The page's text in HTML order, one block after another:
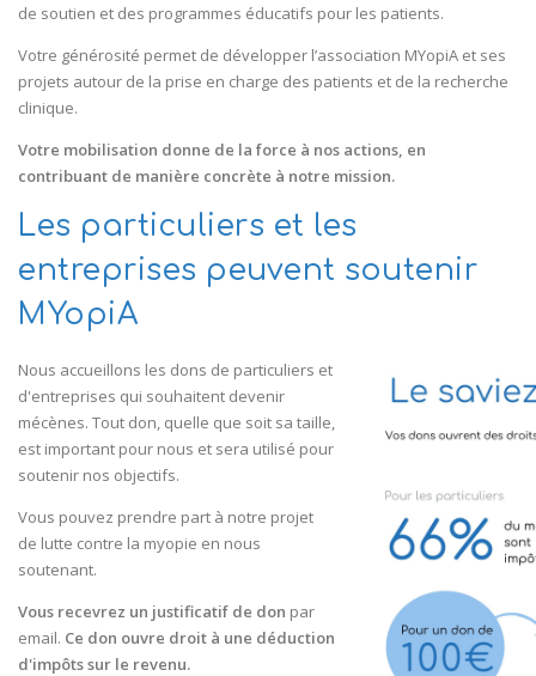
de soutien et des programmes éducatifs pour les patients.
Votre générosité permet de développer l’association MYopiA et ses
projets autour de la prise en charge des patients et de la recherche
clinique.
Votre mobilisation donne de la force à nos actions, en
contribuant de manière concrète à notre mission.
Les particuliers et les
entreprises peuvent soutenir
MYopiA
Nous accueillons les dons de particuliers et
d'entreprises qui souhaitent devenir
mécènes. Tout don, quelle que soit sa taille,
est important pour nous et sera utilisé pour
soutenir nos objectifs.
Vous pouvez prendre part à notre projet
de lutte contre la myopie en nous
soutenant.
Vous recevrez un justificatif de don par
email. Ce don ouvre droit à une déduction
d'impôts sur le revenu.